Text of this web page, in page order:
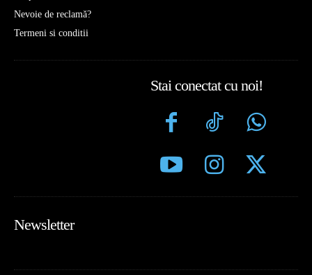
Nevoie de reclamă?
Termeni si conditii
Stai conectat cu noi!
Newsletter